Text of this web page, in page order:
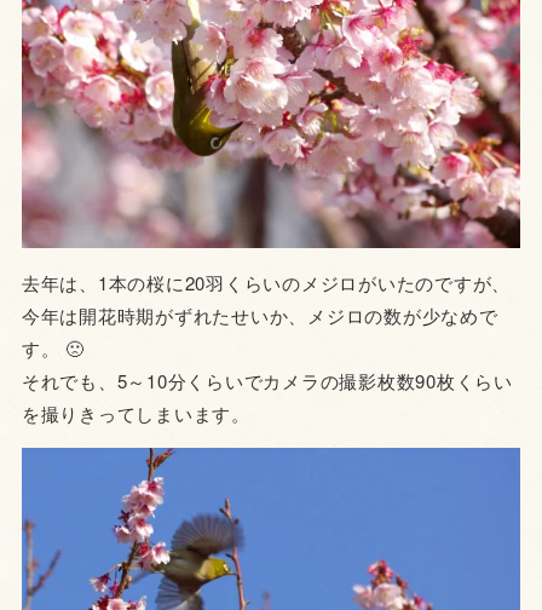
去年は、1本の桜に20羽くらいのメジロがいたのですが、
今年は開花時期がずれたせいか、メジロの数が少なめで
す。 🙁
それでも、5～10分くらいでカメラの撮影枚数90枚くらい
を撮りきってしまいます。